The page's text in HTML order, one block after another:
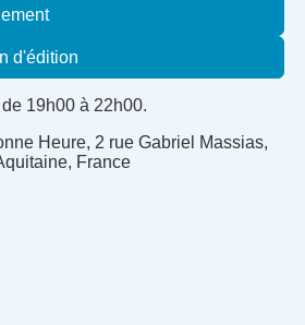
d'édition
19h00 à 22h00.
Heure, 2 rue Gabriel Massias,
France